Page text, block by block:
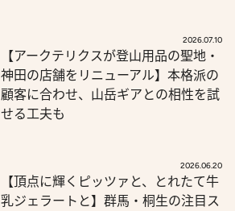
2026.07.10
【アークテリクスが登山用品の聖地・
神田の店舗をリニューアル】本格派の
顧客に合わせ、山岳ギアとの相性を試
せる工夫も
2026.06.20
【頂点に輝くピッツァと、とれたて牛
乳ジェラートと】群馬・桐生の注目ス